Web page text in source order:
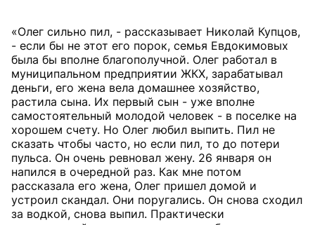
«Олег сильно пил, - рассказывает Николай Купцов,
- если бы не этот его порок, семья Евдокимовых
была бы вполне благополучной. Олег работал в
муниципальном предприятии ЖКХ, зарабатывал
деньги, его жена вела домашнее хозяйство,
растила сына. Их первый сын - уже вполне
самостоятельный молодой человек - в поселке на
хорошем счету. Но Олег любил выпить. Пил не
сказать чтобы часто, но если пил, то до потери
пульса. Он очень ревновал жену. 26 января он
напился в очередной раз. Как мне потом
рассказала его жена, Олег пришел домой и
устроил скандал. Они поругались. Он снова сходил
за водкой, снова выпил. Практически